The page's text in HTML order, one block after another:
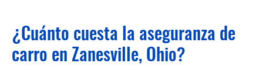
¿Cuánto cuesta la aseguranza de
carro en Zanesville, Ohio?